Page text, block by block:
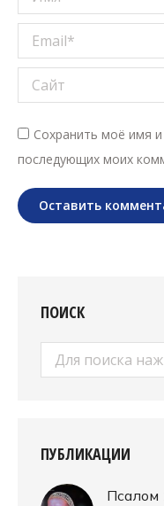
Email *
Сайт
Сохранить моё имя
последующих моих
Оставить
ПОИСК
Поиск:
ПУБЛИКАЦИИ
Псалом